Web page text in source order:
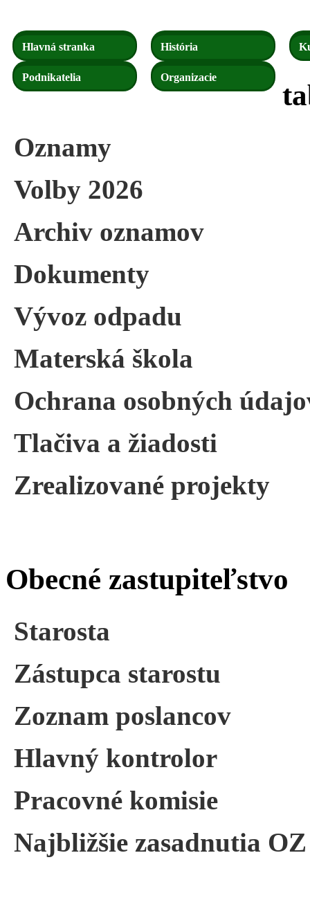
Hlavná stranka História
Podnikatelia Organizacie
Oznamy
Volby 2026
Archiv oznamov
Dokumenty
Vývoz odpadu
Materská škola
Ochrana osobných
Tlačiva a žiadosti
Zrealizované projekty
Obecné zastupiteľstvo
Starosta
Zástupca starostu
Zoznam poslancov
Hlavný kontrolor
Pracovné komisie
Najbližšie zasadnutia OZ